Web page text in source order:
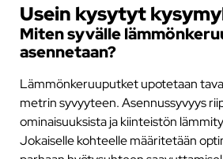
Usein kysytyt
Miten syvälle
asennetaan?
Lämmönkeruuputket upotetaan
metrin syvyyteen. Asennussyvyys
ominaisuuksista ja kiinteistön
Jokaiselle kohteelle määritetään